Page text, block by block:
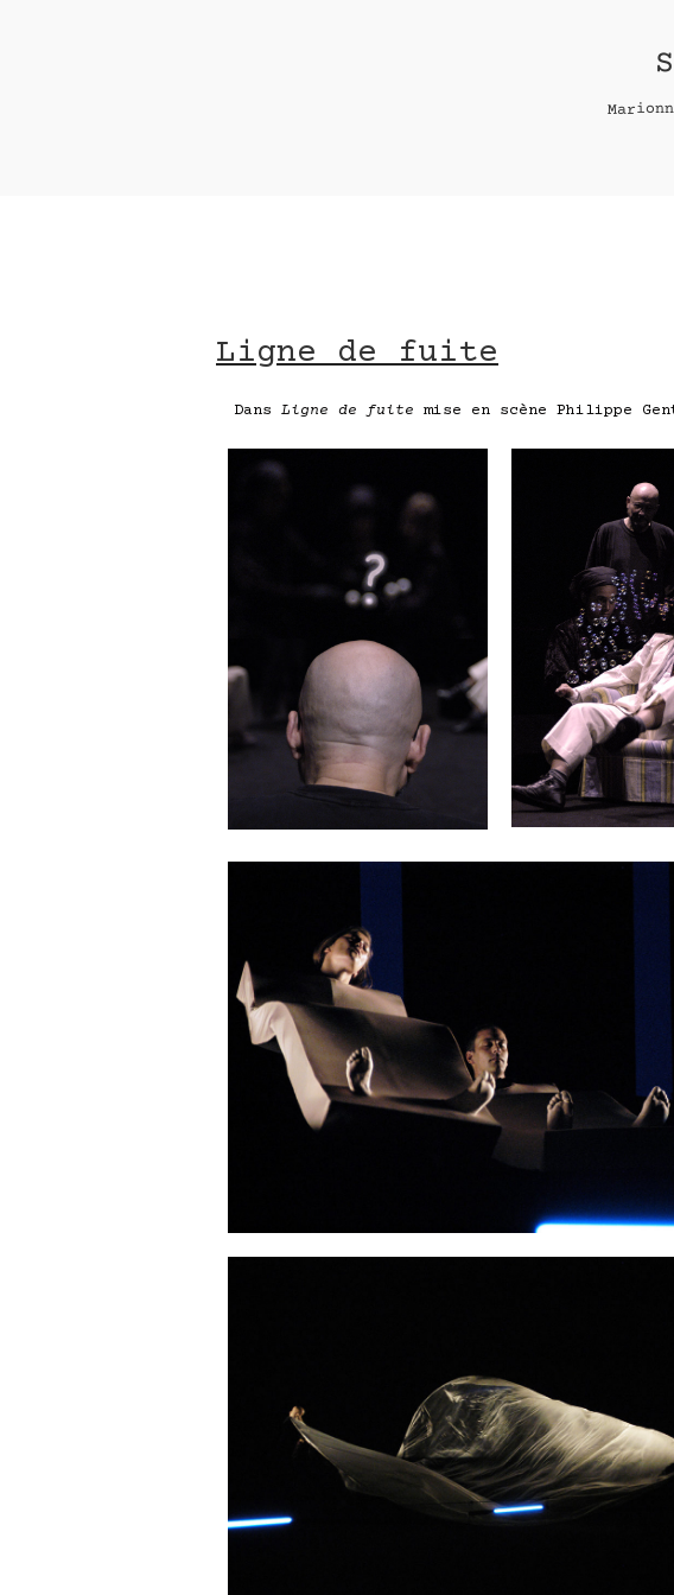
Ligne de fuite
Dans Ligne de fuite mise en scène Philippe